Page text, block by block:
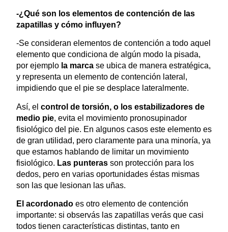
-¿Qué son los elementos de contención de las
zapatillas y cómo influyen?
-Se consideran elementos de contención a todo aquel
elemento que condiciona de algún modo la pisada,
por ejemplo la marcase ubica de manera estratégica,
y representa un elemento de contención lateral,
impidiendo que el pie se desplace lateralmente.
Así, el control de torsión, o los estabilizadores de
medio pie, evita el movimiento pronosupinador
fisiológico del pie. En algunos casos este elemento es
de gran utilidad, pero claramente para una minoría, ya
que estamos hablando de limitar un movimiento
fisiológico. Las punterasson protección para los
dedos, pero en varias oportunidades éstas mismas
son las que lesionan las uñas.
El acordonadoes otro elemento de contención
importante: si observás las zapatillas verás que casi
todos tienen características distintas, tanto en